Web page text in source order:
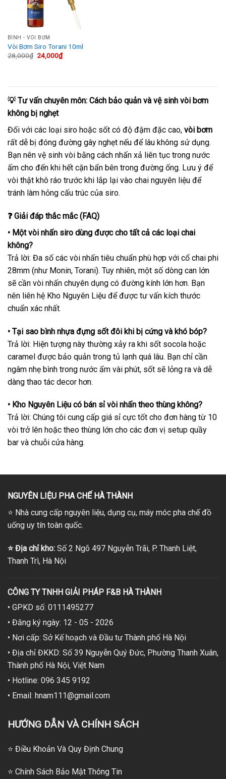
BÌNH - VÒI BƠM
Vòi Bơm Siro Torani 10ml
28,000₫ Giá
gốc
24,000₫Giá
hiện
💡 Tư vấn chuyên môn: Cách bảo quản và vệ sinh vòi bơm
không bị nghẹt
Đối với các loại siro hoặc sốt có độ đậm đặc cao, vòi bơm
rất dễ bị đóng đường gây nghẹt nếu để lâu không sử dụng.
Bạn nên vệ sinh vòi bằng cách nhấn xả liên tục trong nước
ấm cho đến khi hết cặn bẩn bên trong đường ống. Lưu ý để
vòi thật khô ráo trước khi lắp lại vào chai nguyên liệu để
tránh làm hỏng cấu trúc của siro.
❓ Giải đáp thắc mắc (FAQ)
• Một vòi nhấn siro dùng được cho tất cả các loại chai
không?
Trả lời: Đa số các vòi nhấn tiêu chuẩn phù hợp với cổ chai phi
28mm (như Monin, Torani). Tuy nhiên, một số dòng can lớn
sẽ cần vòi nhấn chuyên dụng có đường kính lớn hơn. Bạn
nên liên hệ Kho Nguyên Liệu để được tư vấn kích thước
chuẩn xác nhất.
• Tại sao bình nhựa đựng sốt đôi khi bị cứng và khó bóp?
Trả lời: Hiện tượng này thường xảy ra khi sốt socola hoặc
caramel được bảo quản trong tủ lạnh quá lâu. Bạn chỉ cần
ngâm nhẹ bình trong nước ấm vài phút, sốt sẽ lỏng ra và dễ
dàng thao tác decor hơn.
• Kho Nguyên Liệu có bán sỉ vòi nhấn theo thùng không?
Trả lời: Chúng tôi cung cấp giá sỉ cực tốt cho đơn hàng từ 10
vòi trở lên hoặc theo thùng lớn cho các đơn vị setup quầy
bar và chuỗi cửa hàng.
NGUYÊN LIỆU PHA CHẾ HÀ THÀNH
⭐ Nhà cung cấp nguyên liệu, dụng cụ, máy móc pha chế đồ
uống uy tín toàn quốc.
⭐Địa chỉ kho: Số 2 Ngõ 497 Nguyễn Trãi, P. Thanh Liệt,
Thanh Trì, Hà Nội
CÔNG TY TNHH GIẢI PHÁP F&B HÀ THÀNH
• GPKD số: 0111495277
• Đăng ký ngày: 12 - 05 - 2026
• Nơi cấp: Sở Kế hoạch và Đầu tư Thành phố Hà Nội
• Địa chỉ ĐKKD: Số 39 Nguyễn Quý Đức, Phường Thanh Xuân,
Thành phố Hà Nội, Việt Nam
• Hotline: 096 345 9192
• Email: hnam111@gmail.com
HƯỚNG DẪN VÀ CHÍNH SÁCH
⭐ Điều Khoản Và Quy Định Chung
⭐ Chính Sách Bảo Mật Thông Tin